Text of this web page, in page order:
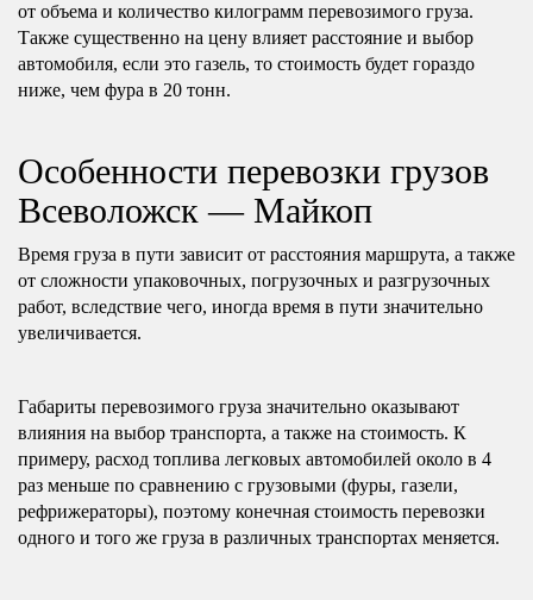
от объема и количество килограмм перевозимого груза.
Также существенно на цену влияет расстояние и выбор
автомобиля, если это газель, то стоимость будет гораздо
ниже, чем фура в 20 тонн.
Особенности перевозки грузов
Всеволожск — Майкоп
Время груза в пути зависит от расстояния маршрута, а также
от сложности упаковочных, погрузочных и разгрузочных
работ, вследствие чего, иногда время в пути значительно
увеличивается.
Габариты перевозимого груза значительно оказывают
влияния на выбор транспорта, а также на стоимость. К
примеру, расход топлива легковых автомобилей около в 4
раз меньше по сравнению с грузовыми (фуры, газели,
рефрижераторы), поэтому конечная стоимость перевозки
одного и того же груза в различных транспортах меняется.